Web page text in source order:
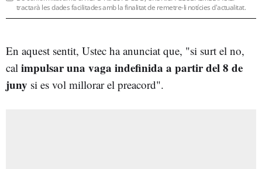
tractarà les dades facilitades amb la finalitat de remetre-li notícies d'actualitat.
En aquest sentit, Ustec ha anunciat que, "si surt el no,
cal impulsar una vaga indefinida a partir del 8 de
juny si es vol millorar el preacord".